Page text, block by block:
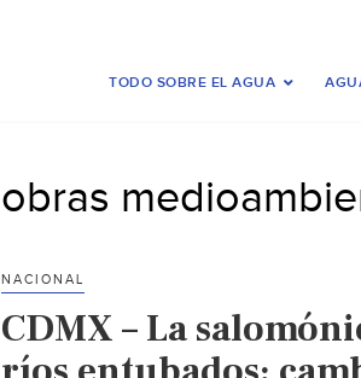
TODO SOBRE EL AGUA
obras
NACIONAL
CDMX – La